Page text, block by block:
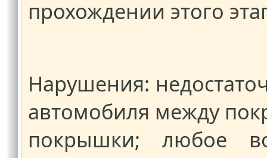
прохождении этого
Нарушения:
автомобиля между
покрышки; любое